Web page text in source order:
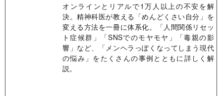
オンラインとリアルで1万人以上の不安を解
決。精神科医が教える「めんどくさい自分」を
変える方法を一冊に体系化。「人間関係リセッ
ト症候群」「SNSでのモヤモヤ」「毒親の影
響」など、「メンヘラっぽくなってしまう現代
の悩み」をたくさんの事例とともに詳しく解
説。